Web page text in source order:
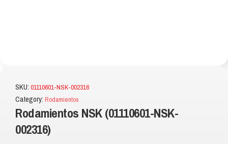
SKU: 01110601-NSK-002316
Category: Rodamientos
Rodamientos NSK (01110601-NSK-
002316)